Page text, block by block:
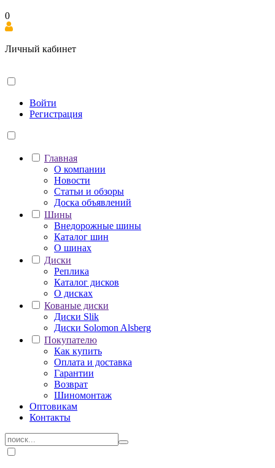
0
Личный кабинет
Войти
Регистрация
Главная
О компании
Новости
Статьи и обзоры
Доска объявлений
Шины
Внедорожные шины
Каталог шин
О шинах
Диски
Реплика
Каталог дисков
О дисках
Кованые диски
Диски Slik
Диски Solomon Alsberg
Покупателю
Как купить
Оплата и доставка
Гарантии
Возврат
Шиномонтаж
Оптовикам
Контакты